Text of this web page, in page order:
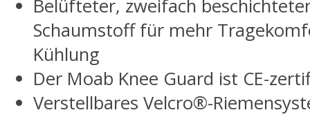
Belüfteter, zweifach
Schaumstoff für mehr
Kühlung
Der Moab Knee Guard ist CE-
Verstellbares Velcro®-